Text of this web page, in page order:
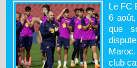
Le FC
6
que
club